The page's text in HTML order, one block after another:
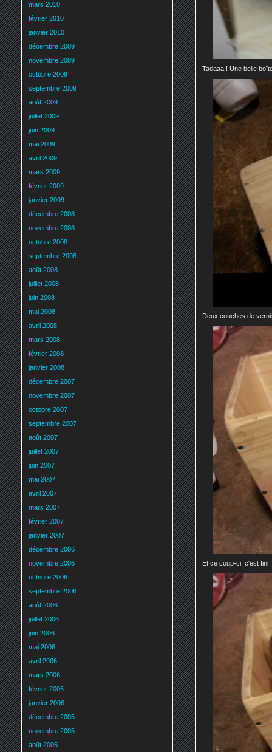
Tadaaa ! Une belle
Deux couches de
Et ce coup-ci, c'est fini !
mars 2010
février 2010
janvier 2010
décembre 2009
novembre 2009
octobre 2009
septembre 2009
août 2009
juillet 2009
juin 2009
mai 2009
avril 2009
mars 2009
février 2009
janvier 2009
décembre 2008
novembre 2008
octobre 2008
septembre 2008
août 2008
juillet 2008
juin 2008
mai 2008
avril 2008
mars 2008
février 2008
janvier 2008
décembre 2007
novembre 2007
octobre 2007
septembre 2007
août 2007
juillet 2007
juin 2007
mai 2007
avril 2007
mars 2007
février 2007
janvier 2007
décembre 2006
novembre 2006
octobre 2006
septembre 2006
août 2006
juillet 2006
juin 2006
mai 2006
avril 2006
mars 2006
février 2006
janvier 2006
décembre 2005
novembre 2005
août 2005